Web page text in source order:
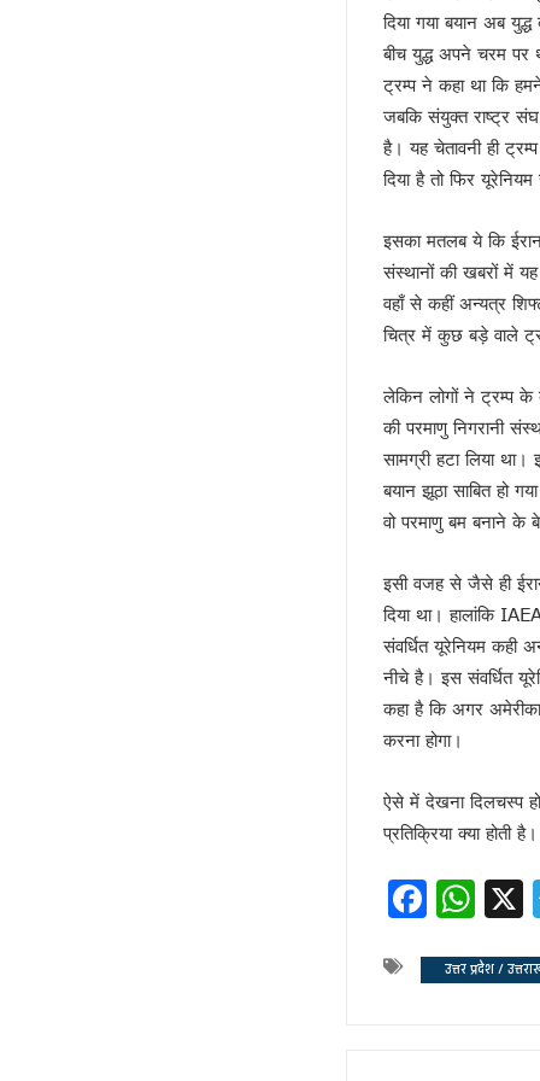
अज़हर उगलेगा डान की सच्चाई !
अतीक की बीबी पर मेहरबान कौन ?
पीडीए के नए अर्थ की सियासत !
लोकपाल या शौकपाल!
बिहार में फिर छले गए मुस्लिम
फिर अलग हुए राजभर !
योगी की बाल्मीकि चाल में फंसे
चुनाव की घोषणा और मायावती का
विजन-2047 का हिस्सा है ‘वन नेशन
देश में नेपाल जैसे हालात की आशंका !
केशव का संकेत !
भाजपाई होते-होते रह गए शिवपाल!
बुरे दौर में नेपाल !
BSP का सियासी रिस्टार्ट!
संकट में एनडीए !
अशान्ति फैलाने की कोशिश में ट्रम्प !
भ्रष्टाचार पर चला योगी चाबुक !
चूक तो हो ही गई !
कश्मीर विवाद सुलझाने को तैयार पाक !
रिटायर नहीं होंगे!
एक मुद्दे पर दो फाड़ हुआ विपक्ष !
खतरे में राहुल गांधी !
तेजस्वी नहीं, तेजप्रताप तो हैं न जी!
संकट में डालर !
दिया गया बयान अब
बीच युद्ध अपने चरम पर
ट्रम्प ने कहा था कि
जबकि संयुक्त राष्ट्र
है। यह चेतावनी ही
दिया है तो फिर
इसका मतलब ये कि ईरान
संस्थानों की खबरों में
वहाँ से कहीं अन्यत्र
चित्र में कुछ बड़े वाले
लेकिन लोगों ने ट्रम्प के
की परमाणु निगरानी
सामग्री हटा लिया
बयान झूठा साबित हो
वो परमाणु बम बनाने के
इसी वजह से जैसे ही
दिया था। हालांकि
संवर्धित यूरेनियम कही
नीचे है। इस संवर्धित
कहा है कि अगर
करना होगा।
ऐसे में देखना दिलचस्प
प्रतिक्रिया क्या होती है।
उत्तर प्रदेश /